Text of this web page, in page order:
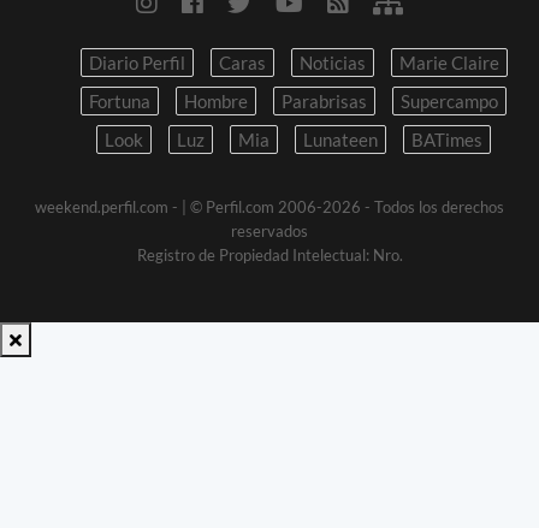
Diario Perfil Caras Noticias
Marie Claire
Fortuna
Hombre Parabrisas
Supercampo
Look
Luz Mia Lunateen BATimes
weekend.perfil.com -
| © Perfil.com 2006-2026 - Todos los derechos
reservados
Registro de Propiedad Intelectual: Nro.